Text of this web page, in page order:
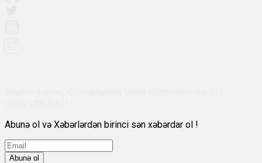
Abunə ol və Xəbərlərdən birinci sən xəbərdar ol !
Abunə ol